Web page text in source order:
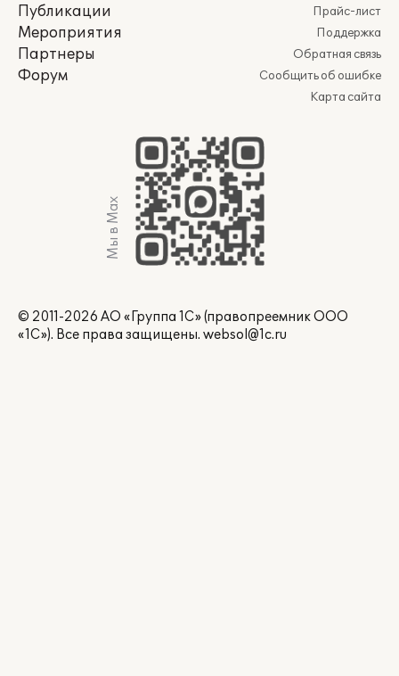
Публикации
Мероприятия
Партнеры
Форум
Прайс-лист
Поддержка
Обратная связь
Сообщить об ошибке
Карта сайта
Мы в Max
© 2011-2026 АО «Группа 1С» (правопреемник ООО
«1С»). Все права защищены. websol@1c.ru